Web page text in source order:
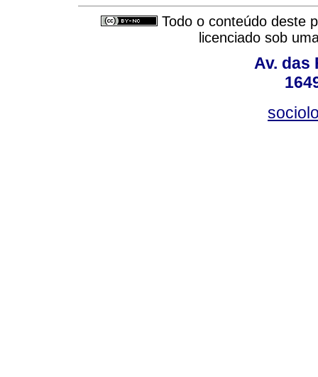
Todo o conteúdo deste
licenciado sob
Av. das